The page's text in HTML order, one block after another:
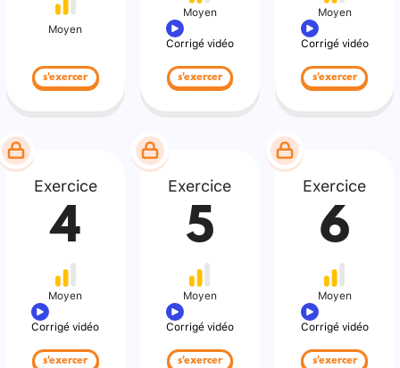
Moyen
s'exercer
Moyen
Corrigé vidéo
s'exercer
Moyen
Corrigé vidéo
s'exercer
Exercice
4
Moyen
Corrigé vidéo
s'exercer
Exercice
5
Moyen
Corrigé vidéo
s'exercer
Exercice
6
Moyen
Corrigé vidéo
s'exercer